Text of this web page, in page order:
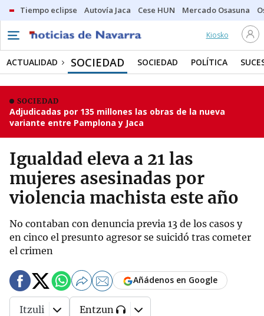
Tiempo eclipse Autovía Jaca Cese HUN Mercado Osasuna
Kiosko
ACTUALIDAD SOCIEDAD SOCIEDAD POLÍTICA
SOCIEDAD
Adjudicadas por 135 millones las obras de la nueva
variante entre Pamplona y Jaca
Igualdad eleva a 21 las
mujeres asesinadas por
violencia machista este año
No contaban con denuncia previa 13 de los casos y
en cinco el presunto agresor se suicidó tras cometer
el crimen
Añádenos en Google
Itzuli Entzun